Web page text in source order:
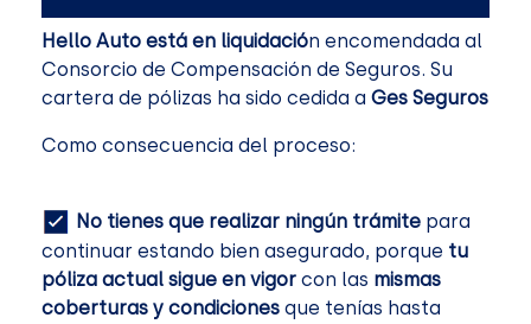
Hello Auto está en liquidación encomendada al
Consorcio de Compensación de Seguros. Su
cartera de pólizas ha sido cedida a Ges Seguros
Como consecuencia del proceso:
No tienes que realizar ningún trámite para
continuar estando bien asegurado, porque tu
póliza actual sigue en vigor con las mismas
coberturas y condiciones que tenías hasta